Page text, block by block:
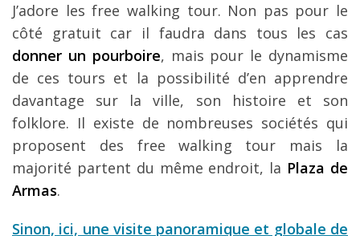
J’adore les free walking tour. Non pas pour le
côté gratuit car il faudra dans tous les cas
donner un pourboire, mais pour le dynamisme
de ces tours et la possibilité d’en apprendre
davantage sur la ville, son histoire et son
folklore. Il existe de nombreuses sociétés qui
proposent des free walking tour mais la
majorité partent du même endroit, la Plaza de
Armas.
Sinon, ici, une visite panoramique et globale de